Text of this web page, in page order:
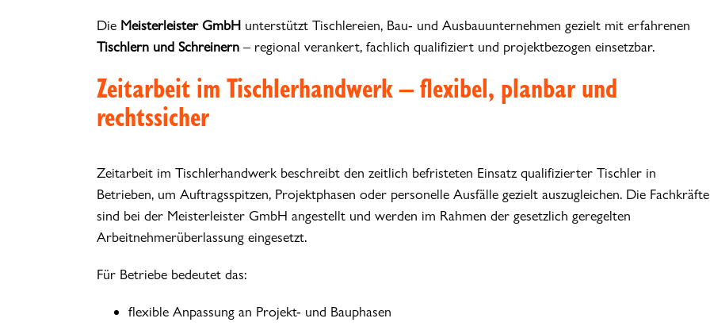
Die Meisterleister GmbH unterstützt Tischlereien, Bau- und Ausbauunternehmen gezielt mit erfahrenen
Tischlern und Schreinern – regional verankert, fachlich qualifiziert und projektbezogen einsetzbar.
Zeitarbeit im Tischlerhandwerk – flexibel, planbar und
rechtssicher
Zeitarbeit im Tischlerhandwerk beschreibt den zeitlich befristeten Einsatz qualifizierter Tischler in
Betrieben, um Auftragsspitzen, Projektphasen oder personelle Ausfälle gezielt auszugleichen. Die Fachkräfte
sind bei der Meisterleister GmbH angestellt und werden im Rahmen der gesetzlich geregelten
Arbeitnehmerüberlassung eingesetzt.
Für Betriebe bedeutet das:
flexible Anpassung an Projekt- und Bauphasen